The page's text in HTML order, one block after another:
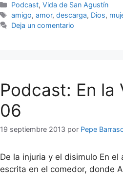
Categorías
Podcast,Vida de San Agustín
Etiquetas
amigo,amor,descarga, Dios,
Deja un comentario
Podcast: En la
06
19 septiembre 2013 por Pepe
De la injuria y el disimulo En
escrita en el comedor, donde